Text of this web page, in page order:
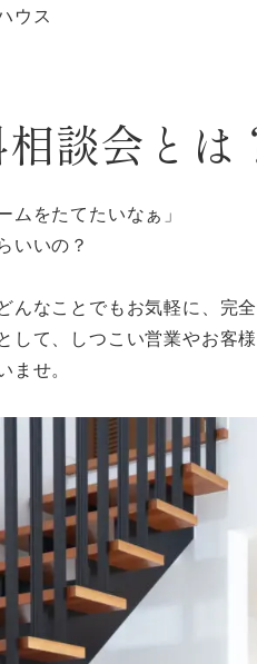
ウス
談会とは
ムをたてたいなぁ」
いいの？
んなことでもお気軽に、完
して、しつこい営業やお客
ませ。